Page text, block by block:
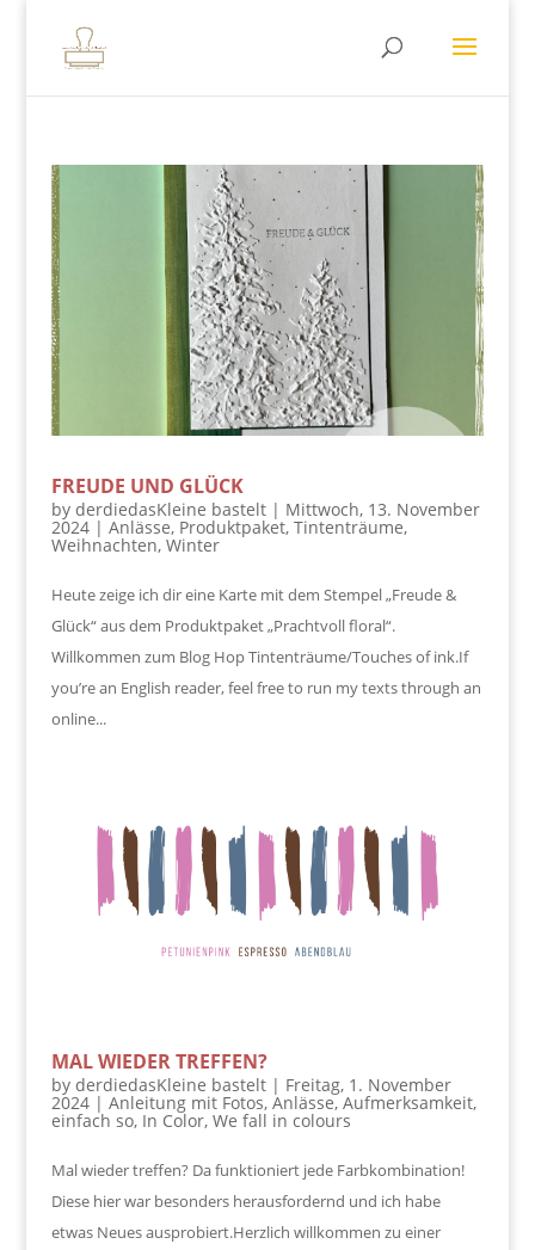
FREUDE UND GLÜCK
by derdiedasKleine bastelt| Mittwoch, 13. November
2024| Anlässe, Produktpaket, Tintenträume,
Weihnachten, Winter
Heute zeige ich dir eine Karte mit dem Stempel „Freude &
Glück“ aus dem Produktpaket „Prachtvoll floral“.
Willkommen zum Blog Hop Tintenträume/Touches of ink.If
you’re an English reader, feel free to run my texts through an
online...
MAL WIEDER TREFFEN?
by derdiedasKleine bastelt| Freitag, 1. November
2024| Anleitung mit Fotos, Anlässe, Aufmerksamkeit,
einfach so, In Color, We fall in colours
Mal wieder treffen? Da funktioniert jede Farbkombination!
Diese hier war besonders herausfordernd und ich habe
etwas Neues ausprobiert.Herzlich willkommen zu einer